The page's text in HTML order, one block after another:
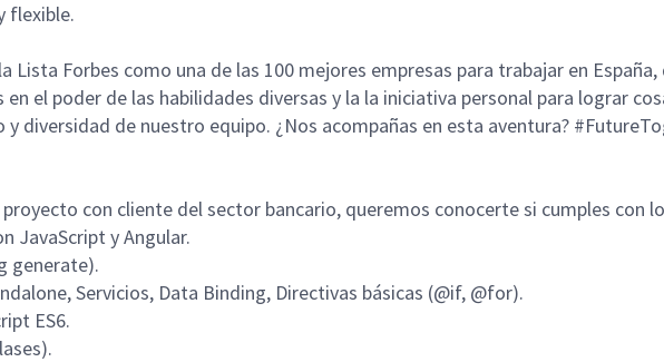
flexible.
Lista Forbes como una de las 100 mejores empresas para trabajar en
el poder de las habilidades diversas y la la iniciativa personal para lograr
diversidad de nuestro equipo. ¿Nos acompañas en esta aventura?
con cliente del sector bancario, queremos conocerte si cumples con
JavaScript y Angular.
generate).
Servicios, Data Binding, Directivas básicas (@if, @for).
ES6.